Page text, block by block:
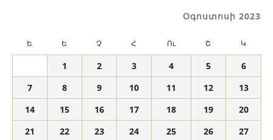
Օգոստոսի 2023
Ե Ե Չ Հ Ու Շ Կ
1 2 3 4 5
6
7
8 9 10 11 12
13
14
15 16 17 18 19
20
21
22 23 24 25 26 27